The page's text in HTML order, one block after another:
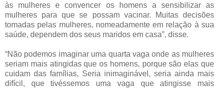
às mulheres e convencer os homens a sensibilizar as
mulheres para que se possam vacinar. Muitas decisões
tomadas pelas mulheres, nomeadamente em relação à sua
saúde, dependem dos seus maridos em casa”, disse.
“Não podemos imaginar uma quarta vaga onde as mulheres
seriam mais atingidas que os homens, porque são elas que
cuidam das famílias, Seria inimaginável, seria ainda mais
difícil, que tivéssemos uma vaga que atingisse mais